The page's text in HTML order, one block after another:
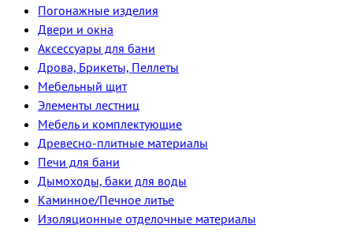
Погонажные изделия
Двери и окна
Аксессуары для бани
Дрова, Брикеты, Пеллеты
Мебельный щит
Элементы лестниц
Мебель и комплектующие
Древесно-плитные материалы
Печи для бани
Дымоходы, баки для воды
Каминное/Печное литье
Изоляционные отделочные материалы